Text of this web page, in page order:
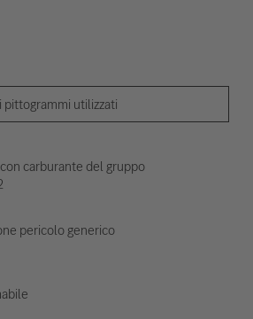
pittogrammi utilizzati
carburante del gruppo
pericolo generico